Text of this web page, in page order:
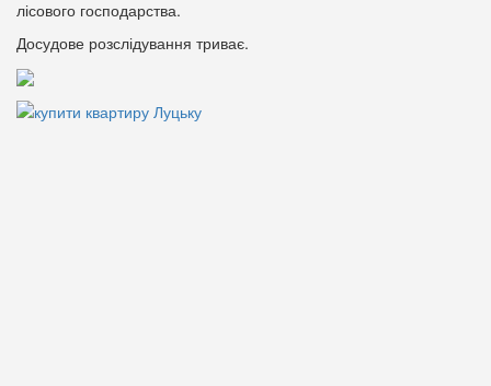
лісового господарства.
Досудове розслідування триває.